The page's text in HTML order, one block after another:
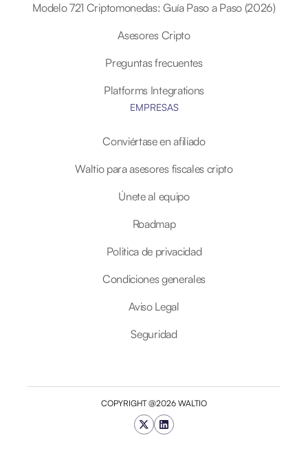
Modelo 721 Criptomonedas: Guía Paso a Paso (2026)
Asesores Cripto
Preguntas frecuentes
Platforms Integrations
EMPRESAS
Conviértase en afiliado
Waltio para asesores fiscales cripto
Únete al equipo
Roadmap
Politica de privacidad
Condiciones generales
Aviso Legal
Seguridad
COPYRIGHT @2026 WALTIO